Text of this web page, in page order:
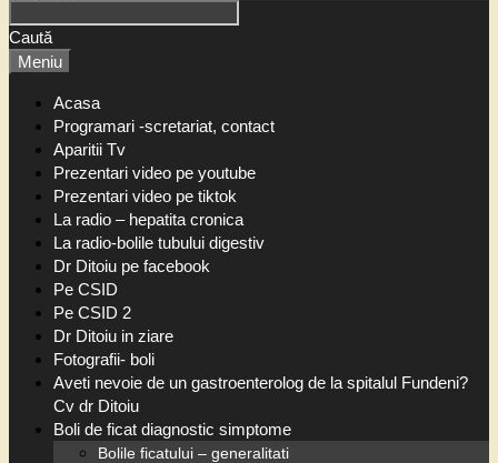
Caută
Meniu
Acasa
Programari -scretariat, contact
Aparitii Tv
Prezentari video pe youtube
Prezentari video pe tiktok
La radio – hepatita cronica
La radio-bolile tubului digestiv
Dr Ditoiu pe facebook
Pe CSID
Pe CSID 2
Dr Ditoiu in ziare
Fotografii- boli
Aveti nevoie de un gastroenterolog de la spitalul Fundeni?
Cv dr Ditoiu
Boli de ficat diagnostic simptome
Bolile ficatului – generalitati